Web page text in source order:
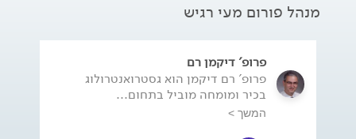
מנהל פורום מעי רגיש
פרופ' דיקמן רם
פרופ' רם דיקמן הוא גסטרואנטרולוג
בכיר ומומחה מוביל בתחום...
המשך >